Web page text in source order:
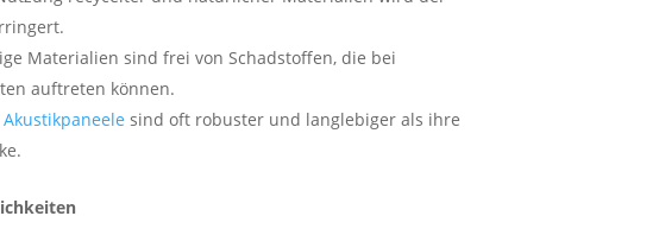
Materialien sind frei von Schadstoffen, die bei
auftreten können.
Akustikpaneele sind oft robuster und langlebiger als ihre